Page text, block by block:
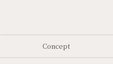
Concept